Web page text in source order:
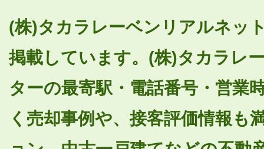
(株)タカラレーベンリアルネッ
掲載しています。(株)タカラレ
ターの最寄駅・電話番号・営業
く売却事例や、接客評価情報も